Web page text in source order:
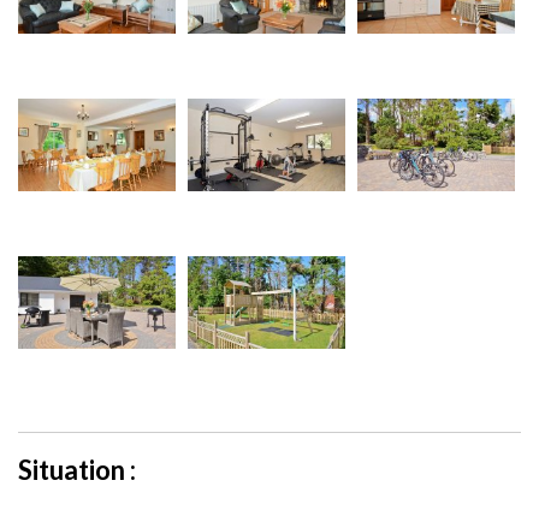
Situation :